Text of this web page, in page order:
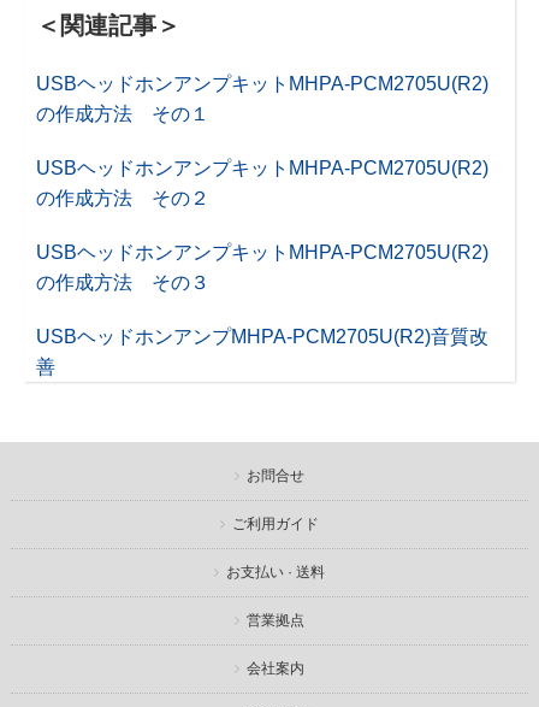
＜関連記事＞
USBヘッドホンアンプキットMHPA-PCM2705U(R2)
の作成方法 その１
USBヘッドホンアンプキットMHPA-PCM2705U(R2)
の作成方法 その２
USBヘッドホンアンプキットMHPA-PCM2705U(R2)
の作成方法 その３
USBヘッドホンアンプMHPA-PCM2705U(R2)音質改
善
お問合せ
ご利用ガイド
お支払い · 送料
営業拠点
会社案内